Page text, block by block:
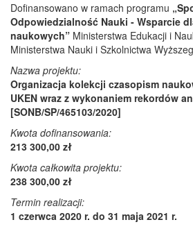
Dofinansowano w ramach programu
Odpowiedzialność Nauki - Wsparcie
naukowych” Ministerstwa Edukacji i
Ministerstwa Nauki i Szkolnictwa
Nazwa projektu:
Organizacja kolekcji czasopism
UKEN wraz z wykonaniem rekordów
[SONB/SP/465103/2020]
Kwota dofinansowania:
213 300,00 zł
Kwota całkowita projektu:
238 300,00 zł
Termin realizacji:
1 czerwca 2020 r. do 31 maja 2021 r.